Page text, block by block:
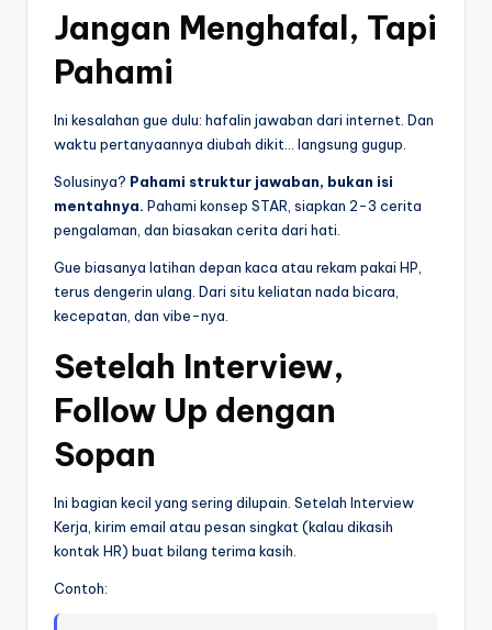
Jangan Menghafal, Tapi
Pahami
Ini kesalahan gue dulu: hafalin jawaban dari internet. Dan
waktu pertanyaannya diubah dikit… langsung gugup.
Solusinya? Pahami struktur jawaban, bukan isi
mentahnya. Pahami konsep STAR, siapkan 2-3 cerita
pengalaman, dan biasakan cerita dari hati.
Gue biasanya latihan depan kaca atau rekam pakai HP,
terus dengerin ulang. Dari situ keliatan nada bicara,
kecepatan, dan vibe-nya.
Setelah Interview,
Follow Up dengan
Sopan
Ini bagian kecil yang sering dilupain. Setelah Interview
Kerja, kirim email atau pesan singkat (kalau dikasih
kontak HR) buat bilang terima kasih.
Contoh: